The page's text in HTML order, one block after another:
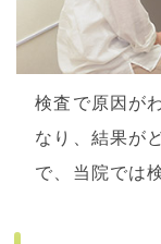
検査で原因が
なり、結果が
で、当院では